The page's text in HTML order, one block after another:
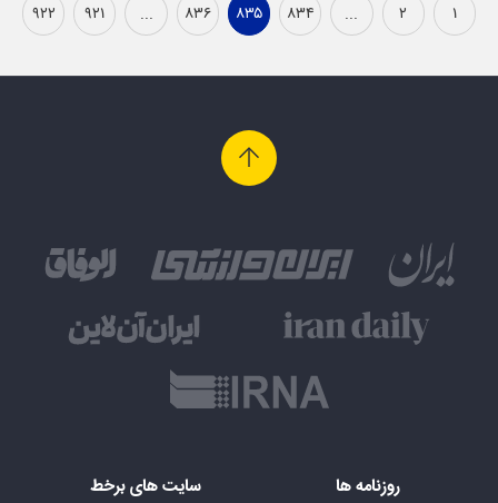
۱ ۲ ... ۸۳۴ ۸۳۵ ۸۳۶ ... ۹۲۱ ۹۲۲
روزنامه ها سایت های برخط